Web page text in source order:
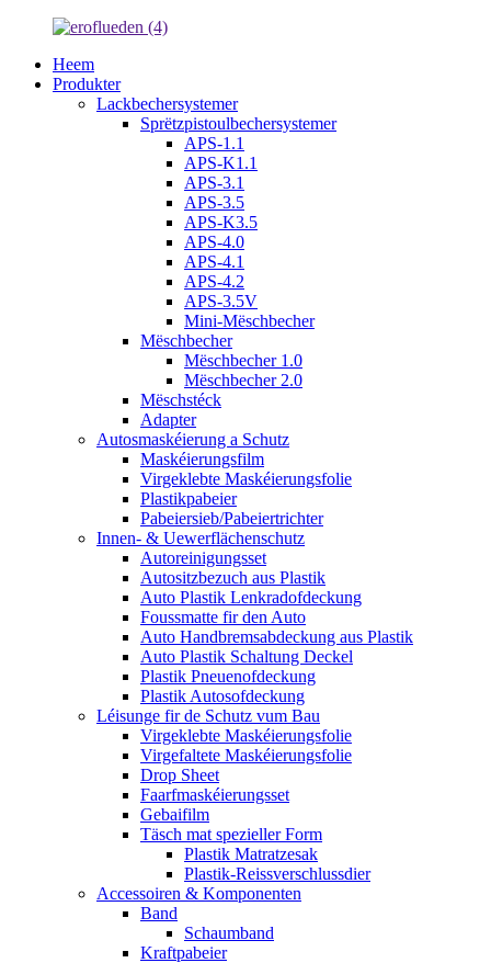
Heem
Produkter
Lackbechersystemer
Sprëtzpistoulbechersystemer
APS-1.1
APS-K1.1
APS-3.1
APS-3.5
APS-K3.5
APS-4.0
APS-4.1
APS-4.2
APS-3.5V
Mini-Mëschbecher
Mëschbecher
Mëschbecher 1.0
Mëschbecher 2.0
Mëschstéck
Adapter
Autosmaskéierung a Schutz
Maskéierungsfilm
Virgeklebte Maskéierungsfolie
Plastikpabeier
Pabeiersieb/Pabeiertrichter
Innen- & Uewerflächenschutz
Autoreinigungsset
Autositzbezuch aus Plastik
Auto Plastik Lenkradofdeckung
Foussmatte fir den Auto
Auto Handbremsabdeckung aus Plastik
Auto Plastik Schaltung Deckel
Plastik Pneuenofdeckung
Plastik Autosofdeckung
Léisunge fir de Schutz vum Bau
Virgeklebte Maskéierungsfolie
Virgefaltete Maskéierungsfolie
Drop Sheet
Faarfmaskéierungsset
Gebaifilm
Täsch mat spezieller Form
Plastik Matratzesak
Plastik-Reissverschlussdier
Accessoiren & Komponenten
Band
Schaumband
Kraftpabeier